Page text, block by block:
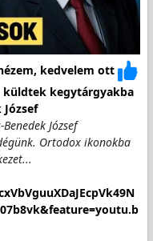
kedvelem ott
küldtek kegytárgyakba
József
Ortodox ikonokba